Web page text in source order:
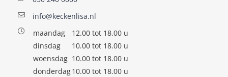
info@keckenlisa.nl
maandag
12.00 tot 18.00 u
dinsdag
10.00 tot 18.00 u
woensdag 10.00 tot 18.00 u
donderdag10.00 tot 18.00 u